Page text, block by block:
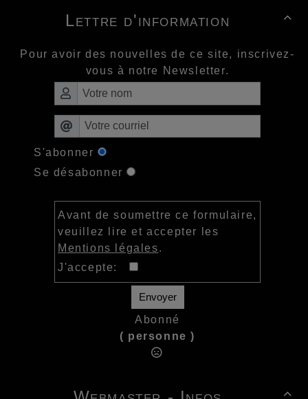

Lettre d'information
Pour avoir des nouvelles de ce site, inscrivez-
vous à notre Newsletter.
S'abonner
Se désabonner
Avant de soumettre ce formulaire,
veuillez lire et accepter les
Mentions légales.
J'accepte:
Envoyer
Abonné
( personne )
